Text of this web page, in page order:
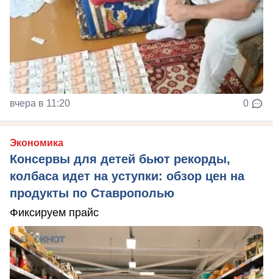
вчера в 11:20 0
Экономика
Консервы для детей бьют рекорды,
колбаса идет на уступки: обзор цен на
продукты по Ставрополью
Фиксируем прайс